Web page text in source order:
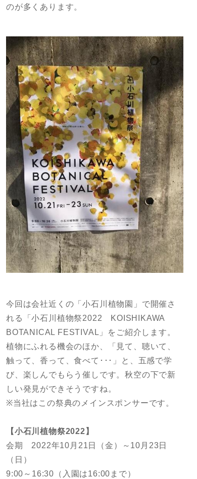
のが多くあります。
今回は会社近くの「小石川植物園」で開催さ
れる「小石川植物祭2022 KOISHIKAWA
BOTANICAL FESTIVAL」をご紹介します。
植物にふれる機会のほか、「見て、聴いて、
触って、香って、食べて･･･」と、五感で学
び、楽しんでもらう催しです。秋空の下で新
しい発見ができそうですね。
※当社はこの祭典のメインスポンサーです。
【小石川植物祭2022】
会期 2022年10月21日（金）～10月23日
（日）
9:00～16:30（入園は16:00まで）